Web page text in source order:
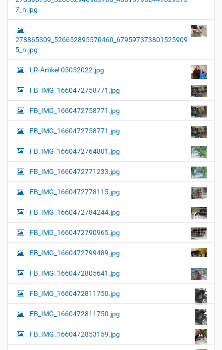
7_n.jpg
278865309_526652895570460_679597373801525909
5_n.jpg
LR-Artikel 05052022.jpg
FB_IMG_1660472758771.jpg
FB_IMG_1660472758771.jpg
FB_IMG_1660472758771.jpg
FB_IMG_1660472764801.jpg
FB_IMG_1660472771233.jpg
FB_IMG_1660472778115.jpg
FB_IMG_1660472784244.jpg
FB_IMG_1660472790965.jpg
FB_IMG_1660472799489.jpg
FB_IMG_1660472805641.jpg
FB_IMG_1660472811750.jpg
FB_IMG_1660472811750.jpg
FB_IMG_1660472853159.jpg